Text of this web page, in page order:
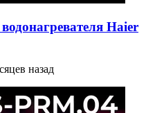
Haier
назад